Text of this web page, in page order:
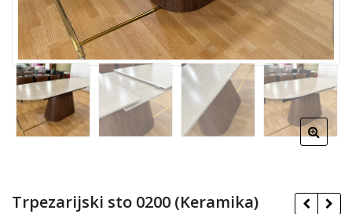
Trpezarijski sto 0200 (Keramika)